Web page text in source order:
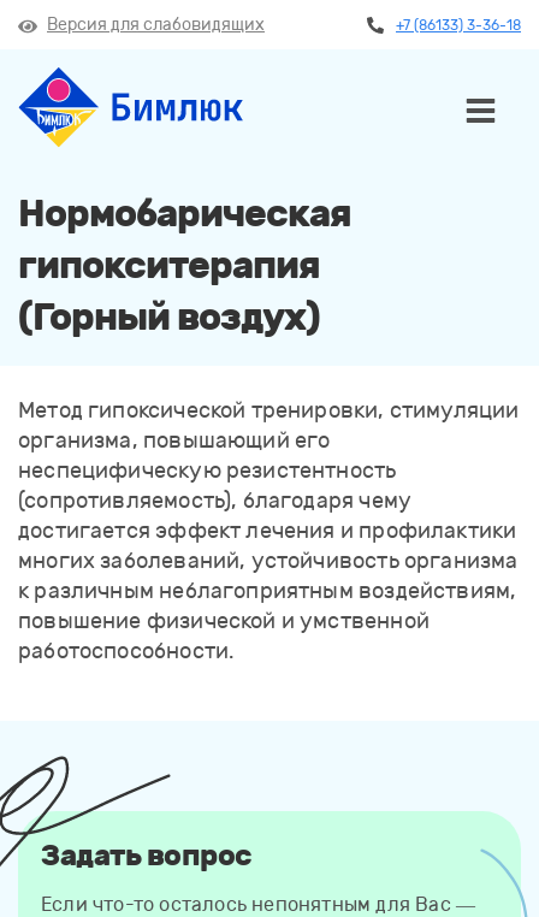
Версия для слабовидящих +7 (86133) 3-36-18
Нормобарическая
гипокситерапия
(Горный воздух)
Метод гипоксической тренировки, стимуляции
организма, повышающий его
неспецифическую резистентность
(сопротивляемость), благодаря чему
достигается эффект лечения и профилактики
многих заболеваний, устойчивость организма
к различным неблагоприятным воздействиям,
повышение физической и умственной
работоспособности.
Задать вопрос
Если что-то осталось непонятным для Вас —